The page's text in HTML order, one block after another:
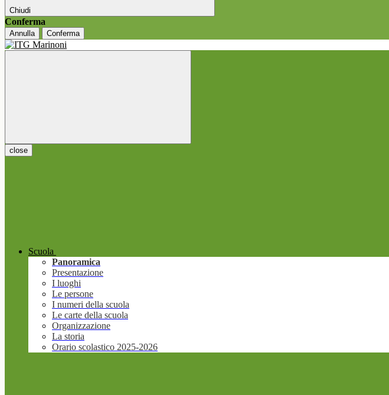
Chiudi
Conferma
Annulla Conferma
close
Scuola
Panoramica
Presentazione
I luoghi
Le persone
I numeri della scuola
Le carte della scuola
Organizzazione
La storia
Orario scolastico 2025-2026